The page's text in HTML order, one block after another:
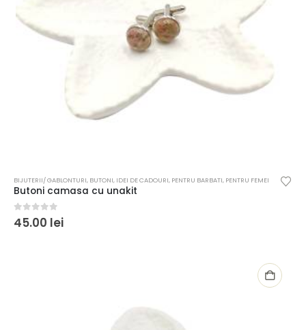
BIJUTERII/ GABLONTURI, BUTONI, IDEI DE CADOURI, PENTRU BARBATI, PENTRU FEMEI
Butoni camasa cu unakit
0out of 5
45.00 lei